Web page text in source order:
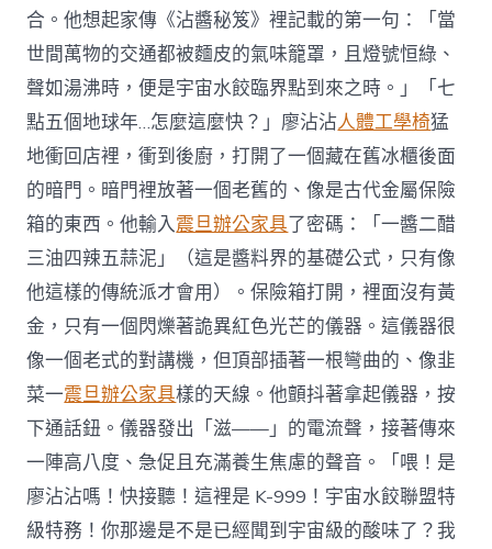
合。他想起家傳《沾醬秘笈》裡記載的第一句：「當
世間萬物的交通都被麵皮的氣味籠罩，且燈號恒綠、
聲如湯沸時，便是宇宙水餃臨界點到來之時。」「七
點五個地球年…怎麼這麼快？」廖沾沾人體工學椅猛
地衝回店裡，衝到後廚，打開了一個藏在舊冰櫃後面
的暗門。暗門裡放著一個老舊的、像是古代金屬保險
箱的東西。他輸入震旦辦公家具了密碼：「一醬二醋
三油四辣五蒜泥」（這是醬料界的基礎公式，只有像
他這樣的傳統派才會用）。保險箱打開，裡面沒有黃
金，只有一個閃爍著詭異紅色光芒的儀器。這儀器很
像一個老式的對講機，但頂部插著一根彎曲的、像韭
菜一震旦辦公家具樣的天線。他顫抖著拿起儀器，按
下通話鈕。儀器發出「滋——」的電流聲，接著傳來
一陣高八度、急促且充滿養生焦慮的聲音。「喂！是
廖沾沾嗎！快接聽！這裡是 K-999！宇宙水餃聯盟特
級特務！你那邊是不是已經聞到宇宙級的酸味了？我